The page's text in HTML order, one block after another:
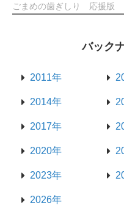
ごまめの歯ぎしり 応援版
バック
2011年
2014年
2017年
2020年
2023年
2026年